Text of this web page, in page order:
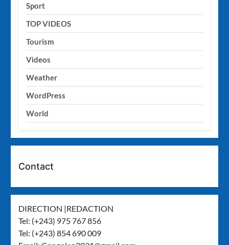
Sport
TOP VIDEOS
Tourism
Videos
Weather
WordPress
World
Contact
DIRECTION |REDACTION
Tel: (+243) 975 767 856
Tel: (+243) 854 690 009